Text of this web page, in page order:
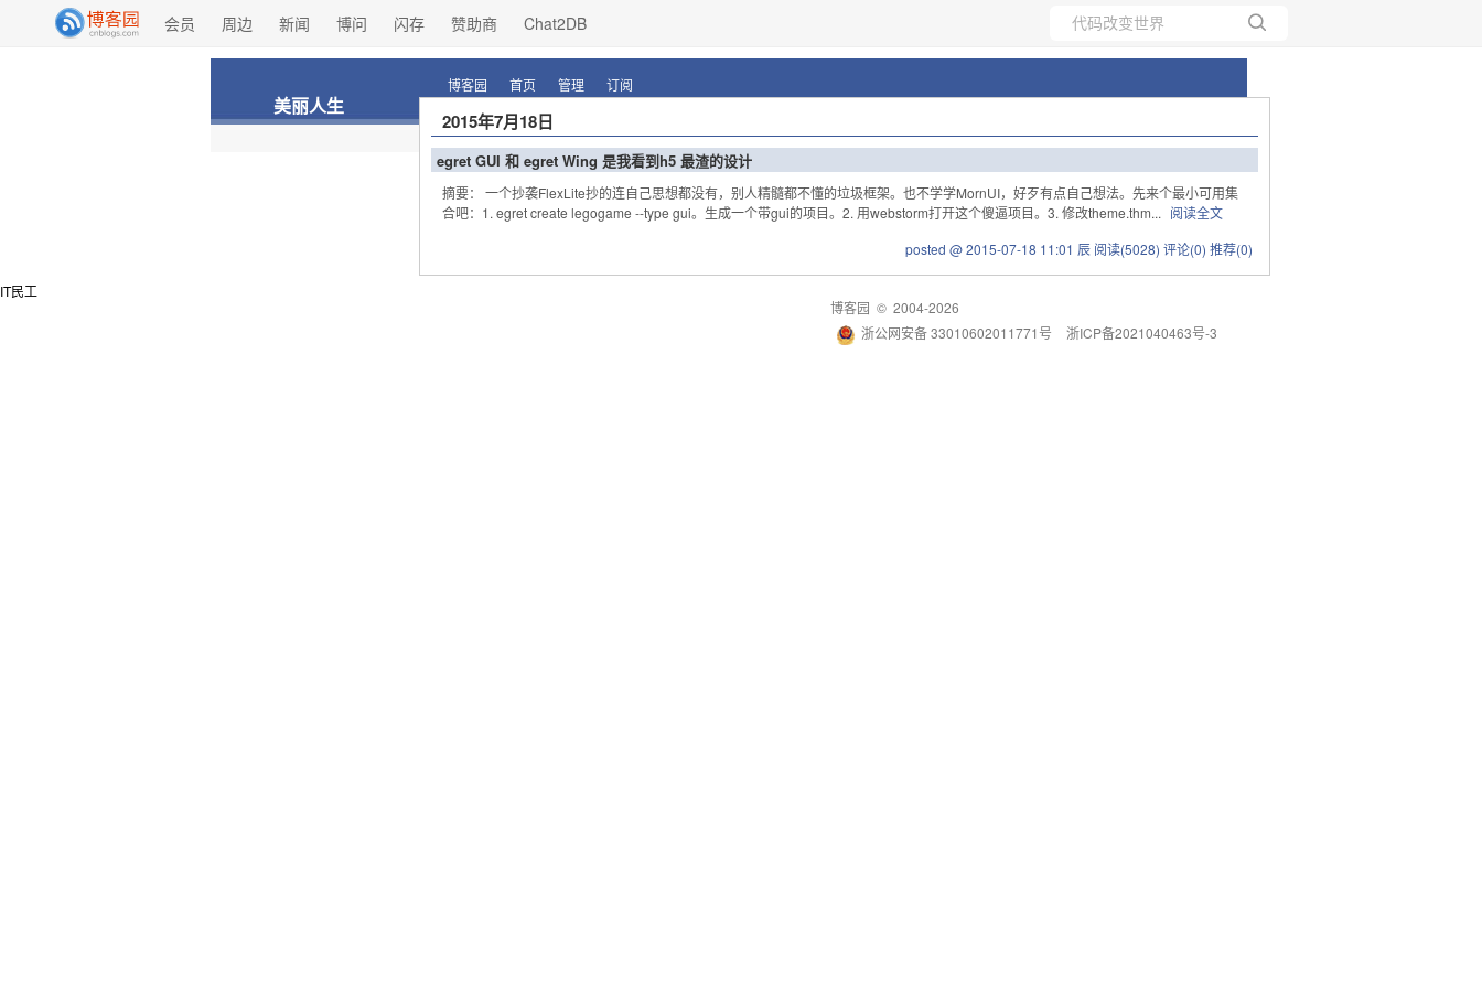
会员 周边 新闻 博问 闪存 赞助商 Chat2DB
所有博客
当前博客
美丽人生
博客园 首页 管理 订阅
2015年7月18日
egret GUI 和 egret Wing 是我看到h5 最渣的设计
摘要： 一个抄袭FlexLite抄的连自己思想都没有，别人精髓都不懂的垃圾框架。也不学学MornUI，好歹有点自己想法。先来个最小可用集
合吧：1. egret create legogame --type gui。生成一个带gui的项目。2. 用webstorm打开这个傻逼项目。3. 修改theme.thm... 阅读全文
posted @ 2015-07-18 11:01 辰 阅读(5028) 评论(0) 推荐(0)
博客园 © 2004-2026
浙公网安备 33010602011771号
浙ICP备2021040463号-3
IT民工